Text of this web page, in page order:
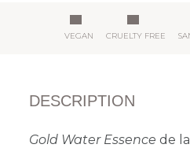
VEGAN CRUELTY FREE
DESCRIPTION
Gold Water Essence de